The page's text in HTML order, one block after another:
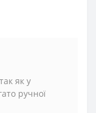
як у
ручної